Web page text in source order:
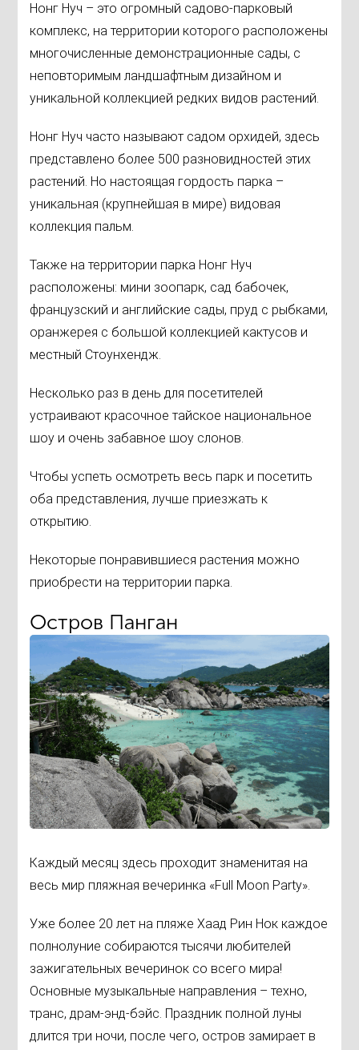
Нонг Нуч – это огромный садово-парковый
комплекс, на территории которого расположены
многочисленные демонстрационные сады, с
неповторимым ландшафтным дизайном и
уникальной коллекцией редких видов растений.
Нонг Нуч часто называют садом орхидей, здесь
представлено более 500 разновидностей этих
растений. Но настоящая гордость парка –
уникальная (крупнейшая в мире) видовая
коллекция пальм.
Также на территории парка Нонг Нуч
расположены: мини зоопарк, сад бабочек,
французский и английские сады, пруд с рыбками,
оранжерея с большой коллекцией кактусов и
местный Стоунхендж.
Несколько раз в день для посетителей
устраивают красочное тайское национальное
шоу и очень забавное шоу слонов.
Чтобы успеть осмотреть весь парк и посетить
оба представления, лучше приезжать к
открытию.
Некоторые понравившиеся растения можно
приобрести на территории парка.
Остров Панган
Каждый месяц здесь проходит знаменитая на
весь мир пляжная вечеринка «Full Moon Party».
Уже более 20 лет на пляже Хаад Рин Нок каждое
полнолуние собираются тысячи любителей
зажигательных вечеринок со всего мира!
Основные музыкальные направления – техно,
транс, драм-энд-бэйс. Праздник полной луны
длится три ночи, после чего, остров замирает в